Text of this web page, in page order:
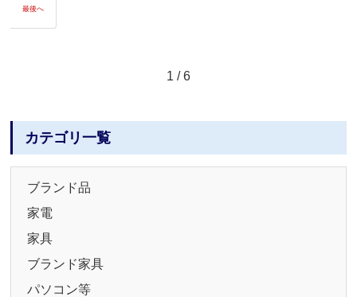
最後へ
1 / 6
カテゴリ一覧
ブランド品
家電
家具
ブランド家具
パソコン等